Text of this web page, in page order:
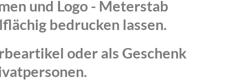
und Logo - Meterstab
bedrucken lassen.
oder als Geschenk